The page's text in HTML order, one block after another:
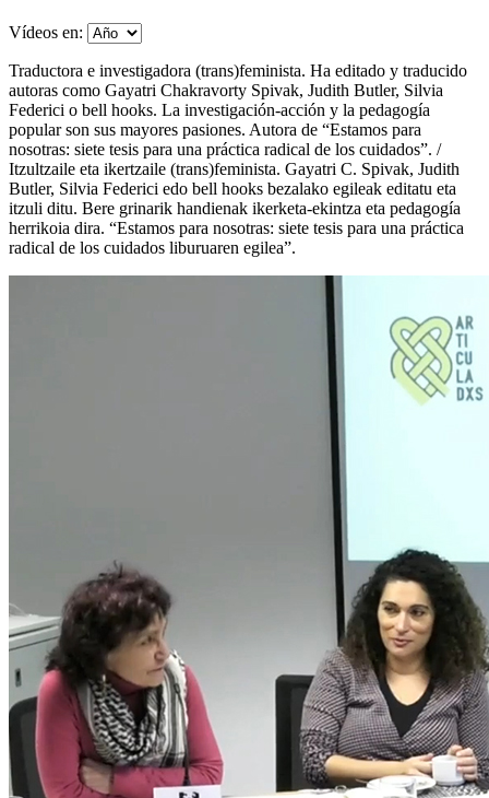
Vídeos en:
Traductora e investigadora (trans)feminista. Ha editado y traducido
autoras como Gayatri Chakravorty Spivak, Judith Butler, Silvia
Federici o bell hooks. La investigación-acción y la pedagogía
popular son sus mayores pasiones. Autora de “Estamos para
nosotras: siete tesis para una práctica radical de los cuidados”. /
Itzultzaile eta ikertzaile (trans)feminista. Gayatri C. Spivak, Judith
Butler, Silvia Federici edo bell hooks bezalako egileak editatu eta
itzuli ditu. Bere grinarik handienak ikerketa-ekintza eta pedagogía
herrikoia dira. “Estamos para nosotras: siete tesis para una práctica
radical de los cuidados liburuaren egilea”.